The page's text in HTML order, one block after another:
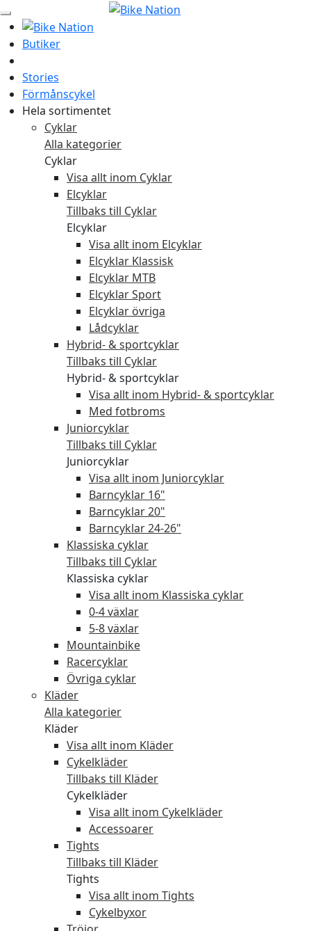
Butiker
Stories
Förmånscykel
Hela sortimentet
Cyklar
Alla kategorier
Cyklar
Visa allt inom Cyklar
Elcyklar
Tillbaks till Cyklar
Elcyklar
Visa allt inom Elcyklar
Elcyklar Klassisk
Elcyklar MTB
Elcyklar Sport
Elcyklar övriga
Lådcyklar
Hybrid- & sportcyklar
Tillbaks till Cyklar
Hybrid- & sportcyklar
Visa allt inom Hybrid- & sportcyklar
Med fotbroms
Juniorcyklar
Tillbaks till Cyklar
Juniorcyklar
Visa allt inom Juniorcyklar
Barncyklar 16"
Barncyklar 20"
Barncyklar 24-26"
Klassiska cyklar
Tillbaks till Cyklar
Klassiska cyklar
Visa allt inom Klassiska cyklar
0-4 växlar
5-8 växlar
Mountainbike
Racercyklar
Övriga cyklar
Kläder
Alla kategorier
Kläder
Visa allt inom Kläder
Cykelkläder
Tillbaks till Kläder
Cykelkläder
Visa allt inom Cykelkläder
Accessoarer
Tights
Tillbaks till Kläder
Tights
Visa allt inom Tights
Cykelbyxor